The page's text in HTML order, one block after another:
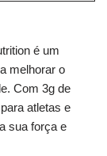
é um
melhorar o
Com 3g de
atletas e
sua força e